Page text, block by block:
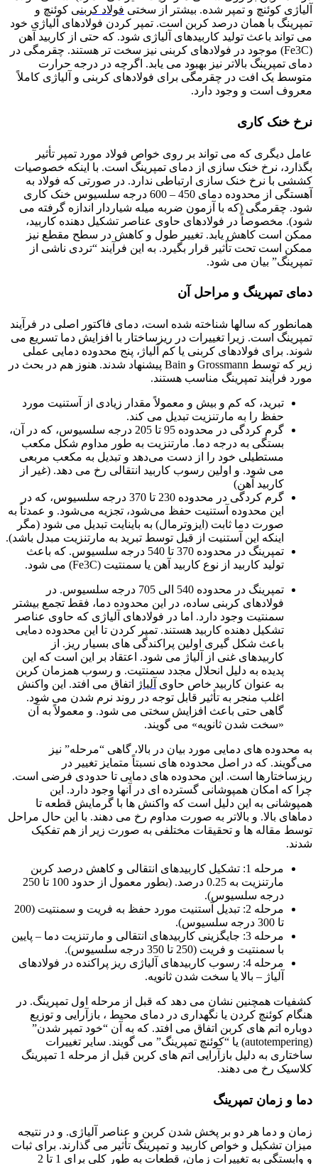
آلیاژی کوئنچ و تمپر شده. بیشتر از سختی فولاد کربنی کوئنچ و
تمپرینگ با همان درصد کربن است. تمپر کردن فولادهای آلیاژی خود
می تواند باعث تولید کاربیدهای آلیاژی شود. که حتی از کاربید آهن
(Fe3C) موجود در فولادهای کربنی نیز سخت تر هستند. چقرمگی در
دمای تمپرینگ بالاتر نیز بهبود می یابد. اگرچه در درجه حرارت
متوسط یک افت در چقرمگی برای فولادهای کربنی و آلیاژی کاملاً
معروف است و وجود دارد.
نرخ خنک کاری
عامل دیگری که می تواند بر روی خواص فولاد مورد تمپر تأثیر
بگذارد، نرخ خنک سازی از دمای تمپرینگ است. با اینکه خصوصیات
کششی با نرخ خنک سازی ارتباطی ندارد. در صورتی که فولاد به
آهستگی از محدوده دمای 450 – 600 درجه سلسیوس خنک کاری
شود. چقرمگی (که با آزمون ضربه میله شیاردار اندازه گرفته می
شود). مخصوصاً در فولادهای حاوی عناصر تشکیل دهنده کاربید،
ممکن است کاهش یابد. تغییر طول و کاهش در سطح مقطع نیز
ممکن است تحت تأثیر قرار بگیرد. به این فرآیند “تردی ناشی از
تمپرینگ” بیان می شود.
دمای تمپرینگ و مراحل آن
همانطور که سالها شناخته شده است، دمای فاکتور اصلی در فرآیند
تمپرینگ است. زیرا تغییرات در ریزساختار با افزایش دما تسریع می
شوند. برای فولادهای کربنی یا کم آلیاژ، پنج محدوده دمایی عملی
زیر که توسط Grossmann و Bain پیشنهاد شدند. هنوز هم در بحث در
مورد فرآیند تمپرینگ مناسب هستند.
تبرید، که کم و بیش و معمولاً مقدار زیادی از آستنیت مورد
حفظ را به مارتنزیت تبدیل می کند.
گرم کردگی در محدوده 95 تا 205 درجه سلسیوس، که در آن،
بستگی به درجه دما. مارتنزیت به طور مداوم شکل مکعب
مستطیلی خود را از دست می‌دهد و تبدیل به مکعب مربعی
می شود. و اولین رسوب کاربید انتقالی رخ می دهد. (غیر از
کاربید آهن)
گرم کردگی در محدوده 230 تا 370 درجه سلسیوس، که در
این محدوده آستنیت حفظ می‌شود، تجزیه می‌شود. و عمدتاً به
صورت دما ثابت (ایزوترمال) به باینایت تبدیل می شود (مگر
اینکه این آستنیت از قبل توسط تبرید به مارتنزیت مبدل باشد).
تمپرینگ در محدوده 370 تا 540 درجه سلسیوس. که باعث
تولید کاربید از نوع کاربید آهن یا سمنتیت (Fe3C) می شود.
تمپرینگ در محدوده 540 الی 705 درجه سلسیوس. در
فولادهای کربنی ساده، در این محدوده دما، فقط تجمع بیشتر
سمنتیت وجود دارد. اما در فولادهای آلیاژی که حاوی عناصر
تشکیل دهنده کاربید هستند. تمپر کردن تا این محدوده دمایی
باعث شکل گیری اولین پراکندگی های بسیار ریز. از
کاربیدهای غنی از آلیاژ می شود. اعتقاد بر این است که این
پدیده به دلیل انحلال مجدد سمنتیت. و رسوب همزمان کربن
به عنوان کاربید خاص حاوی آلیاژ
اتفاق می افتد. این واکنش
اغلب منجر به تأثیر قابل توجه در روند نرم شدن می شود.
گاهی حتی باعث افزایش سختی می شود. و معمولاً به آن
«سخت شدن ثانویه» می گویند.
به محدوده های دمایی مورد بیان در بالا، گاهی “مرحله” نیز
می‌گویند. که در اصل محدوده های نسبتاً متمایز تغییر در
ریزساختارها است. این محدوده های دمایی تا حدودی فرضی است.
چرا که امکان همپوشانی گسترده ای در آنها وجود دارد. این
همپوشانی به این دلیل است که واکنش ها با گرمایش قطعه تا
دماهای بالا. و بالاتر به صورت مداوم رخ می دهند. با این حال مراحل
توسط مقاله ها و تحقیقات مختلفی به صورت زیر از هم تفکیک
شدند.
مرحله 1: تشکیل کاربیدهای انتقالی و کاهش درصد کربن
مارتنزیت به 0.25 درصد. (بطور معمول از حدود 100 تا 250
درجه سلسیوس).
مرحله 2: تبدیل آستنیت مورد حفظ به فریت و سمنتیت (200
تا 300 درجه سلسیوس).
مرحله 3: جایگزینی کاربیدهای انتقالی و مارتنزیت دما – پایین
با سمنتیت و فریت (250 تا 350 درجه سلسیوس).
مرحله 4: رسوب کاربیدهای آلیاژی ریز پراکنده در فولادهای
آلیاژ – بالا یا سخت شدن ثانویه.
کشفیات همچنین نشان می دهد که قبل از مرحله اول تمپرینگ. در
هنگام کوئنچ کردن یا نگهداری در دمای محیط ، بازآرایی و توزیع
دوباره اتم های کربن اتفاق می افتد. که به آن “خود تمپر شدن”
(autotempering) یا “کوئنچ تمپرینگ” می گویند. سایر تغییرات
ساختاری به دلیل بازآرایی اتم های کربن قبل از مرحله 1 تمپرینگ
کلاسیک رخ می دهند.
دما و زمان تمپرینگ
زمان و دما هر دو بر پخش شدن کربن و عناصر آلیاژی. و در نتیجه
میزان تشکیل و خواص کاربید و تمپرینگ تأثیر می گذارند. برای ثبات
و وابستگی به تغییرات زمان، قطعات به طور کلی برای 1 تا 2